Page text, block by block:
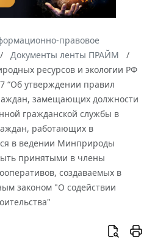
правовое
Документы ленты ПРАЙМ
ресурсов и экологии РФ
“Об утверждении правил
замещающих должности
гражданской службы в
работающих в
в ведении Минприроды
принятыми в члены
создаваемых в
законом "О содействии